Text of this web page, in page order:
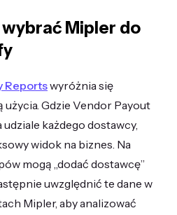
Mipler do
Reportswyróżnia się
użycia. Gdzie Vendor Payout
każdego dostawcy,
widok na biznes. Na
mogą „dodać dostawcę”
uwzględnić te dane w
Mipler, aby analizować